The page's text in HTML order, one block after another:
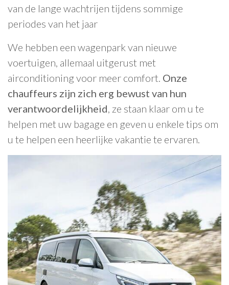
van de lange wachtrijen tijdens sommige
periodes van het jaar
We hebben een wagenpark van nieuwe
voertuigen, allemaal uitgerust met
airconditioning voor meer comfort. Onze
chauffeurs zijn zich erg bewust van hun
verantwoordelijkheid, ze staan klaar om u te
helpen met uw bagage en geven u enkele tips om
u te helpen een heerlijke vakantie te ervaren.